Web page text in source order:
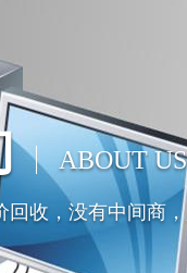
ABOUT US
回收，没有中间商